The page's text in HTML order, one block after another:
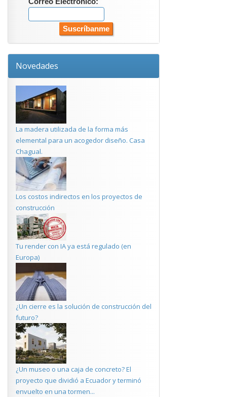
Novedades
La madera utilizada de la forma más
elemental para un acogedor diseño. Casa
Chagual.
Los costos indirectos en los proyectos de
construcción
Tu render con IA ya está regulado (en
Europa)
¿Un cierre es la solución de construcción del
futuro?
¿Un museo o una caja de concreto? El
proyecto que dividió a Ecuador y terminó
envuelto en una tormen...